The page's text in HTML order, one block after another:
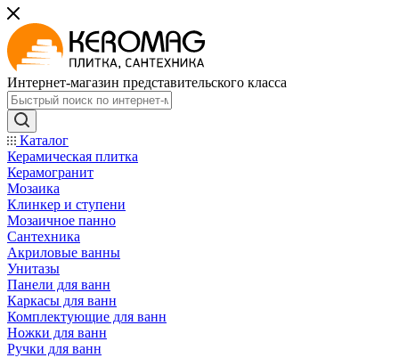
Интернет-магазин представительского класса
Каталог
Керамическая плитка
Керамогранит
Мозаика
Клинкер и ступени
Мозаичное панно
Сантехника
Акриловые ванны
Унитазы
Панели для ванн
Каркасы для ванн
Комплектующие для ванн
Ножки для ванн
Ручки для ванн